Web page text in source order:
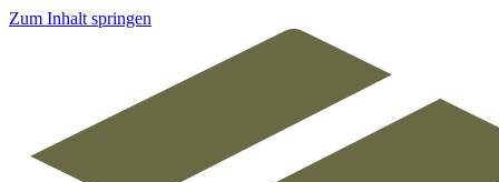
Zum Inhalt springen